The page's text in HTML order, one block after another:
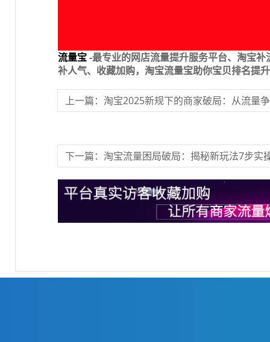
流量宝-最专业的网店流量提升服务平台、淘宝
补人气、收藏加购，淘宝流量宝助你宝贝排名提
上一篇：淘宝2025新规下的商家破局：从流量
下一篇：淘宝流量困局破局：揭秘新玩法7步实